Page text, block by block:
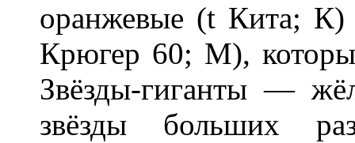
оранжевые (t Кита; К)
Крюгер 60; М),
Звёзды-гиганты —
звёзды больших